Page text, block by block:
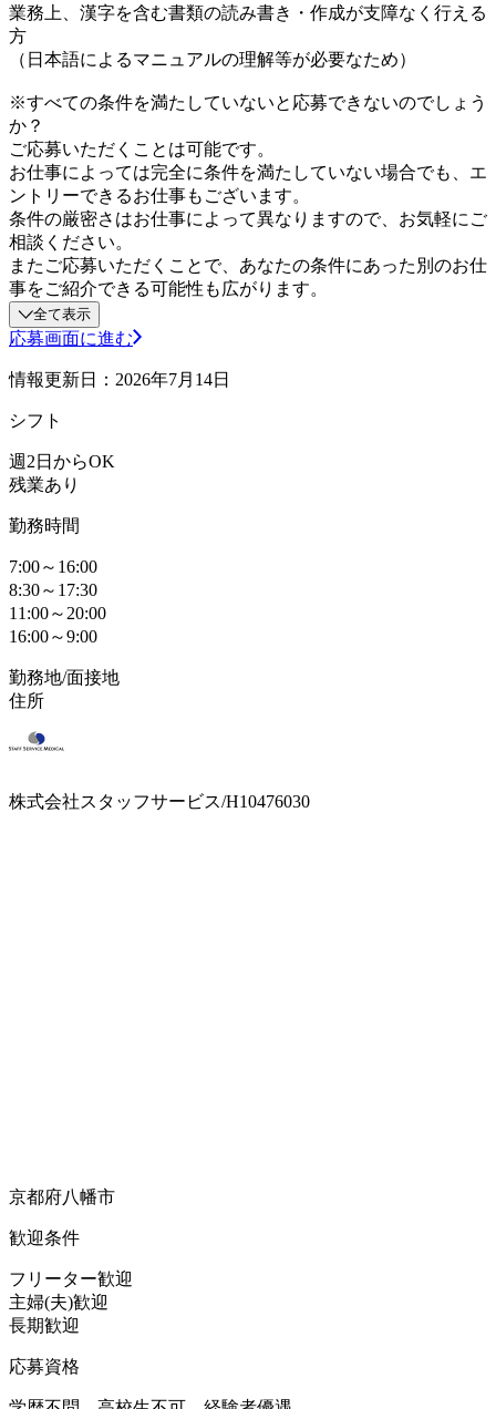
業務上、漢字を含む書類の読み書き・作成が支障なく行える
方
（日本語によるマニュアルの理解等が必要なため）
※すべての条件を満たしていないと応募できないのでしょう
か？
ご応募いただくことは可能です。
お仕事によっては完全に条件を満たしていない場合でも、エ
ントリーできるお仕事もございます。
条件の厳密さはお仕事によって異なりますので、お気軽にご
相談ください。
またご応募いただくことで、あなたの条件にあった別のお仕
事をご紹介できる可能性も広がります。
全て表示
応募画面に進む
情報更新日：2026年7月14日
シフト
週2日からOK
残業あり
勤務時間
7:00～16:00
8:30～17:30
11:00～20:00
16:00～9:00
勤務地/面接地
住所
株式会社スタッフサービス/H10476030
京都府八幡市
歓迎条件
フリーター歓迎
主婦(夫)歓迎
長期歓迎
応募資格